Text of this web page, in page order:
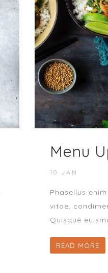
Menu
10 JAN
Phasellus
vitae,
Quisque
READ MORE